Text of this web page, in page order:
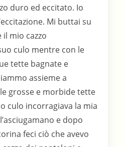
duro ed eccitato. Io
Mi buttai su
il mio cazzo
culo mentre con le
tette bagnate e
assieme a
grosse e morbide tette
culo incorragiava la mia
e dopo
feci ciò che avevo